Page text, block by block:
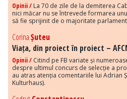
Opinii / La 70 de zile de la demiterea
nici măcar nu se întrevede formarea
să fie sprijinit de o majoritate
CorinaȘuteu
Viața, din proiect în proiect –
Opinii / Citind pe FB variate și
despre ultimul concurs de selecție a
au atras atenția comentariile lui Adrian
Kulturhaus).